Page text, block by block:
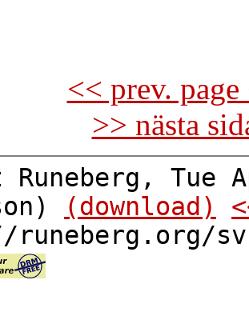
<< prev.
>> nästa
Tue
(download)